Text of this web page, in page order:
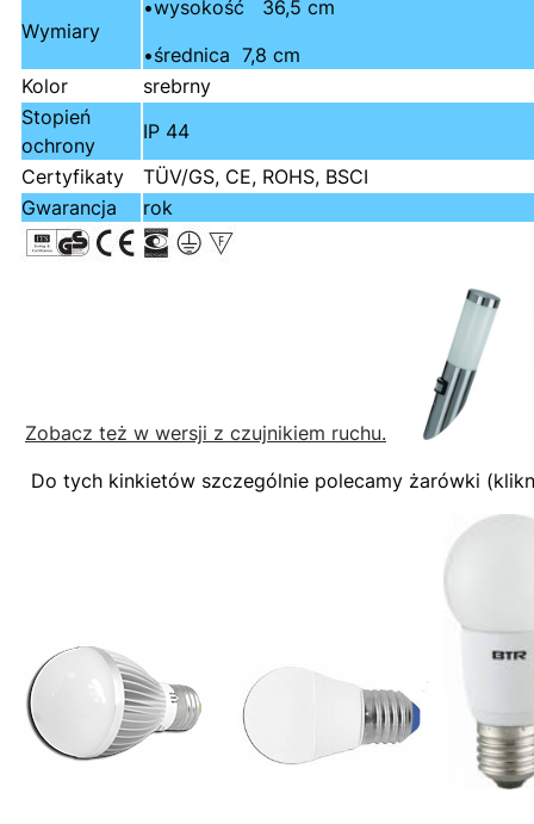
Wymiary
•wysokość 36,5 cm
•średnica 7,8 cm
Kolor
srebrny
Stopień
ochrony
IP 44
Certyfikaty
TÜV/GS, CE, ROHS, BSCI
Gwarancja
rok
Zobacz też w wersji z czujnikiem ruchu.
Do tych kinkietów szczególnie polecamy żarówki